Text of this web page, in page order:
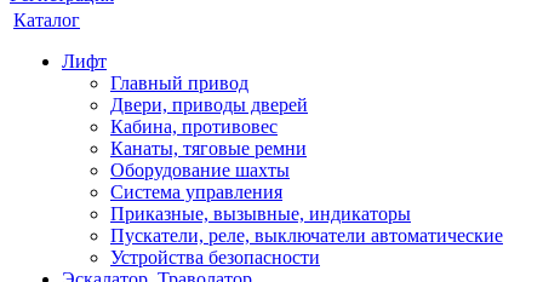
Каталог
Лифт
Главный привод
Двери, приводы дверей
Кабина, противовес
Канаты, тяговые ремни
Оборудование шахты
Система управления
Приказные, вызывные, индикаторы
Пускатели, реле, выключатели автоматические
Устройства безопасности